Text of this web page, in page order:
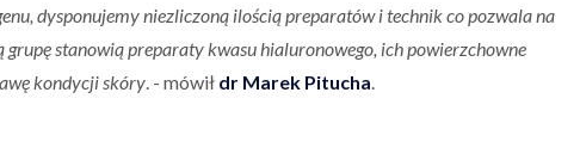
dysponujemy niezliczoną ilością preparatów i technik co pozwala na
stanowią preparaty kwasu hialuronowego, ich powierzchowne
kondycji skóry. - mówił dr Marek Pitucha.